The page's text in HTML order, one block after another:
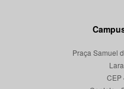
Praça Samuel
CEP